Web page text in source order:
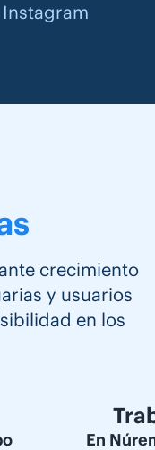
crecimiento
y usuarios
en los
En